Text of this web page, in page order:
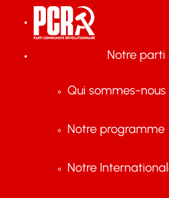
Notre parti
Qui sommes-nous
Notre programme
Notre